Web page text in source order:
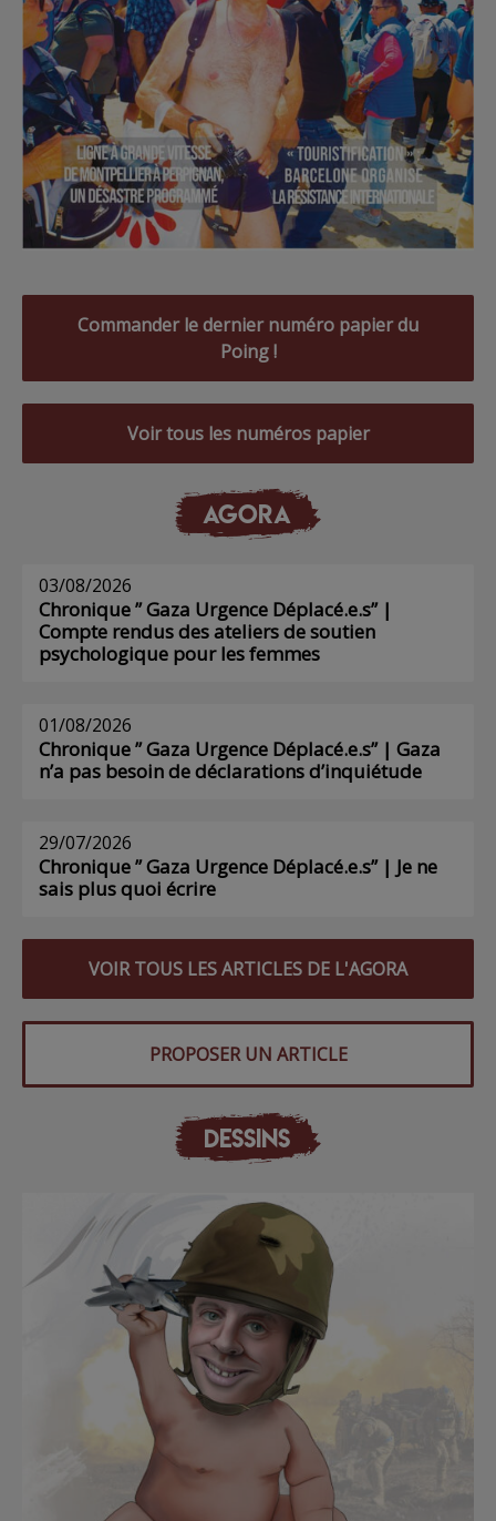
Commander le dernier numéro papier du
Poing !
Voir tous les numéros papier
AGORA
03/08/2026
Chronique ” Gaza Urgence Déplacé.e.s” |
Compte rendus des ateliers de soutien
psychologique pour les femmes
01/08/2026
Chronique ” Gaza Urgence Déplacé.e.s” | Gaza
n’a pas besoin de déclarations d’inquiétude
29/07/2026
Chronique ” Gaza Urgence Déplacé.e.s” | Je ne
sais plus quoi écrire
VOIR TOUS LES ARTICLES DE L'AGORA
PROPOSER UN ARTICLE
DESSINS